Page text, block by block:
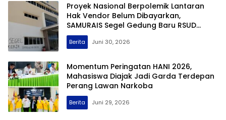
Proyek Nasional Berpolemik Lantaran
Hak Vendor Belum Dibayarkan,
SAMURAIS Segel Gedung Baru RSUD
Buton Tengah
Berita Juni 30, 2026
Momentum Peringatan HANI 2026,
Mahasiswa Diajak Jadi Garda Terdepan
Perang Lawan Narkoba
Berita Juni 29, 2026